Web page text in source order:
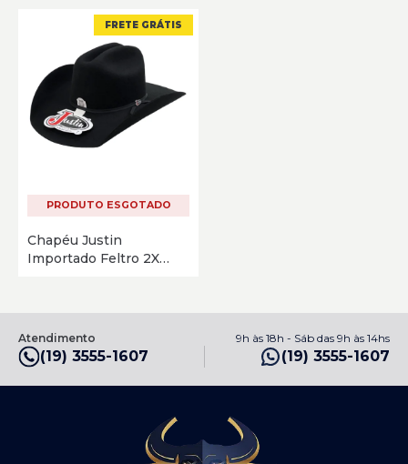
FRETE GRÁTIS
PRODUTO ESGOTADO
Chapéu Justin
Importado Feltro 2X
Atendimento 9h às 18h - Sáb das 9h às 14hs
(19) 3555-1607 (19) 3555-1607